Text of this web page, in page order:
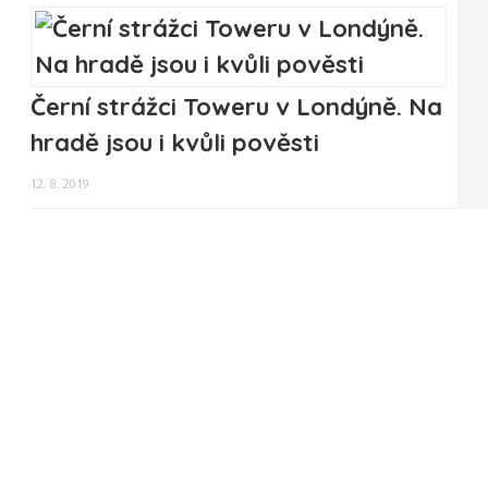
Černí strážci Toweru v Londýně. Na
hradě jsou i kvůli pověsti
12. 8. 2019